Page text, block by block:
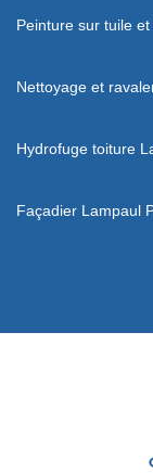
Peinture sur tuile
Nettoyage et
Hydrofuge toiture
Façadier Lampaul